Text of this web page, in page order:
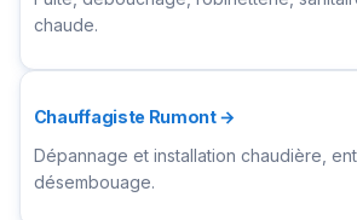
chaude.
Chauffagiste Rumont →
Dépannage et installation chaudière,
désembouage.